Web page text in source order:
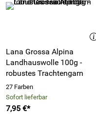
Lana Grossa Alpina
Landhauswolle 100g -
robustes Trachtengarn
27 Farben
Sofort lieferbar
7,95 €*